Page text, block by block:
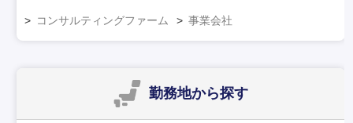
コンサルティングファーム 事業会社
勤務地から探す